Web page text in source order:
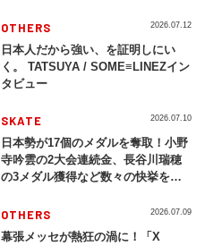
OTHERS
日本人だから強い、を証明しにい
く。 TATSUYA / SOME≡LINEZイン
タビュー
2026.07.12
SKATE
日本勢が17個のメダルを奪取！小野
寺吟雲の2大会連続金、長谷川瑞穂
の3メダル獲得など数々の快挙をプ
2026」
2026.07.10
OTHERS
幕張メッセが熱狂の渦に！「X
2026.07.09